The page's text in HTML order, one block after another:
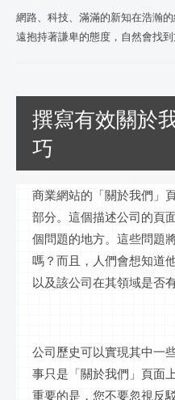
網路、科技、滿滿的新知在浩瀚
遠抱持著謙卑的態度，自然會找到
撰寫有效關於
巧
商業網站的「關於我們」
部分。這個描述公司的頁
個問題的地方。這些問題
嗎？而且，人們會想知道
以及該公司在其領域是否
公司歷史可以實現其中一
事只是「關於我們」頁面
重要的是，您不要忽視反